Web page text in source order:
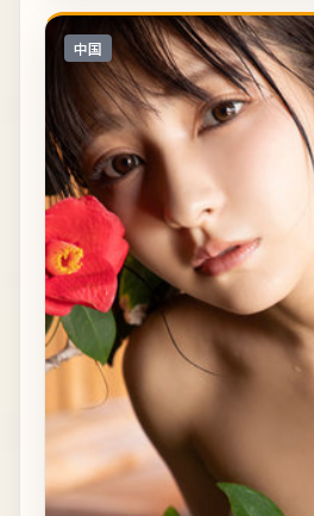
中国